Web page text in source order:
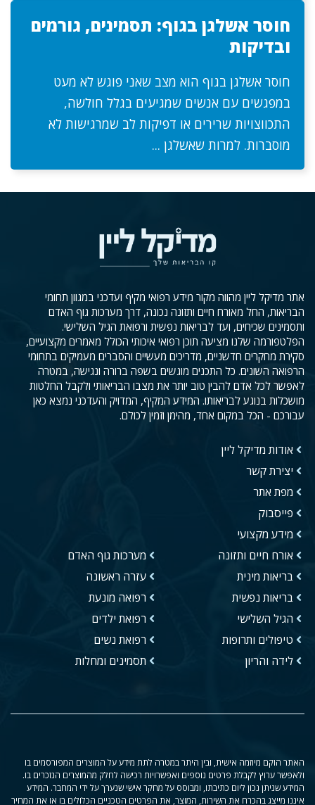
חוסר אשלגן בגוף: תסמינים, גורמים
ובדיקות
חוסר אשלגן בגוף הוא מצב שאני פוגש לא מעט
במפגשים עם אנשים שמגיעים בגלל חולשה,
התכווצויות שרירים או דפיקות לב שמרגישות לא
מוסברות. למרות שאשלגן ...
אתר מדיקל ליין מהווה מקור מידע רפואי מקיף ועדכני במגוון תחומי
הבריאות, החל מאורח חיים ותזונה נכונה, דרך מערכות גוף האדם
ותסמינים שכיחים, ועד לבריאות נפשית ורפואת הגיל השלישי.
הפלטפורמה שלנו מציעה תוכן רפואי איכותי הכולל מאמרים מקצועיים,
סקירת מחקרים חדשניים, מדריכים מעשיים והסברים מעמיקים בתחומי
הרפואה השונים. כל התכנים מוגשים בשפה ברורה ונגישה, במטרה
לאפשר לכל אדם להבין טוב יותר את מצבו הבריאותי ולקבל החלטות
מושכלות בנוגע לבריאותו. המידע המקיף, המדויק והעדכני נמצא כאן
עבורכם - הכל במקום אחד, מהימן וזמין לכולם.
אודות מדיקל ליין
יצירת קשר
מפת אתר
פייסבוק
מידע מקצועי
אורח חיים ותזונה
בריאות מינית
בריאות נפשית
הגיל השלישי
טיפולים ותרופות
לידה והריון
מערכות גוף האדם
עזרה ראשונה
רפואה מונעת
רפואת ילדים
רפואת נשים
תסמינים ומחלות
האתר הוקם מיוזמה אישית, ובין היתר במטרה לתת מידע על המוצרים המפורסמים בו
ולאפשר ערוץ לקבלת פרטים נוספים ואפשרויות רכישה לחלק מהמוצרים הנזכרים בו.
המידע שניתן נכון ליום כתיבתו, ומבוסס על מחקר אישי שנערך על ידי המחבר. המידע
איננו מייצג בהכרח את השירות, המוצר, את הפרטים הטכניים הכלולים בו או את המחיר